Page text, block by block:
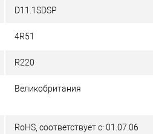
D11.1SDSP
4R51
R220
Великобритания
RoHS, соответствует с: 01.07.06